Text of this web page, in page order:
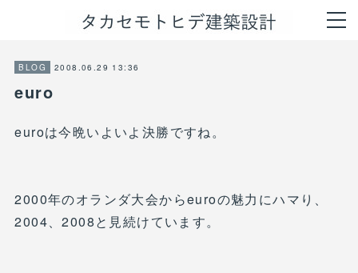
BLOG 2008.06.29 13:36
euro
euroは今晩いよいよ決勝ですね。
2000年のオランダ大会からeuroの魅力にハマり、
2004、2008と見続けています。